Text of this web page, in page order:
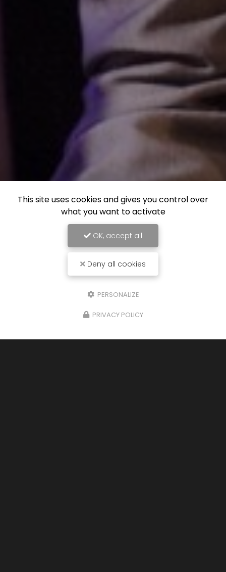
This site uses cookies and gives you control over
what you want to activate
OK, accept all
Deny all cookies
PERSONALIZE
PRIVACY POLICY